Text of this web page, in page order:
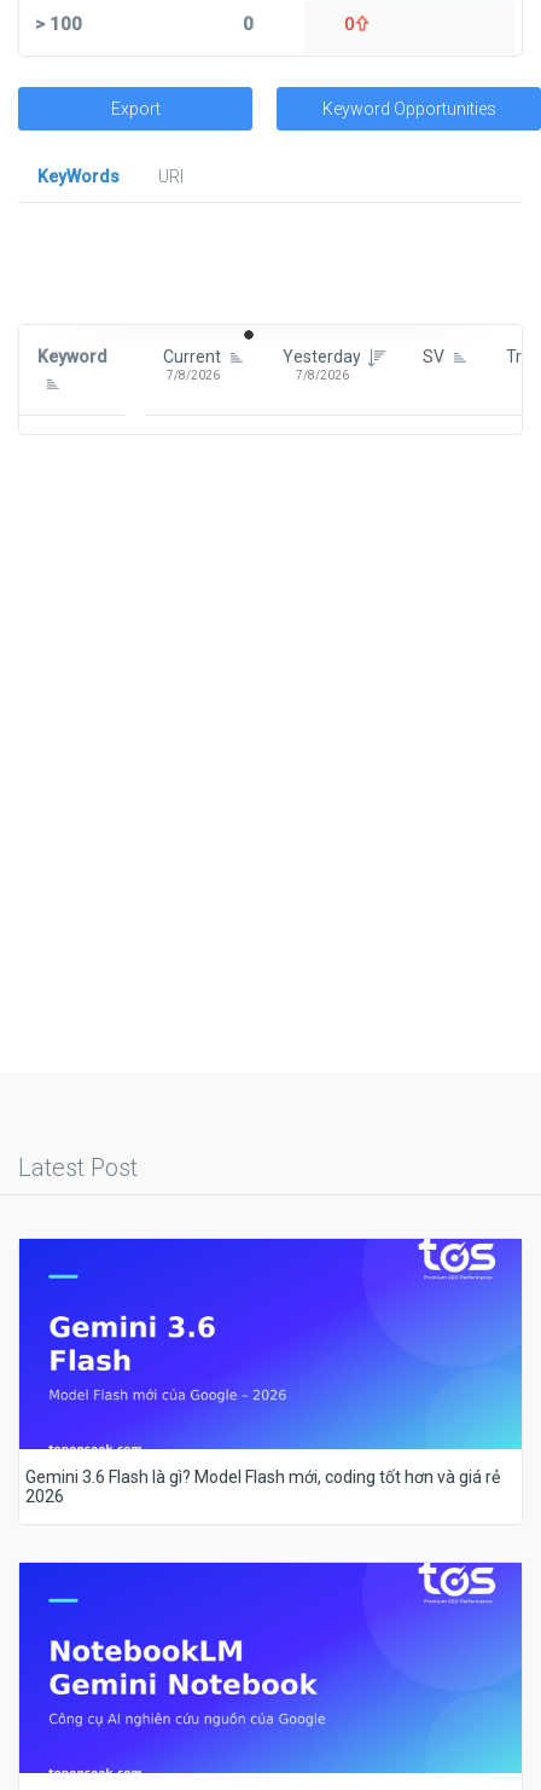
>100 0 0
Export Keyword Opportunities
KeyWords
URl
Keyword Current
7/8/2026
Yesterday
7/8/2026
SV
Latest Post
Gemini 3.6 Flash là gì? Model Flash mới, coding tốt hơn và giá rẻ
2026